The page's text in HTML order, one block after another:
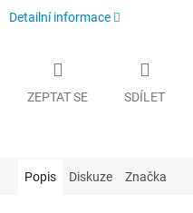
Detailní informace
ZEPTAT SE SDÍLET
Popis Diskuze Značka